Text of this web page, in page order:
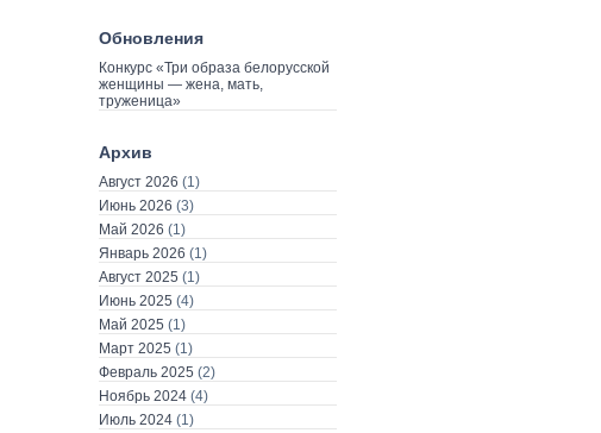
Обновления
Конкурс «Три образа белорусской
женщины — жена, мать,
труженица»
Архив
Август 2026 (1)
Июнь 2026 (3)
Май 2026 (1)
Январь 2026 (1)
Август 2025 (1)
Июнь 2025 (4)
Май 2025 (1)
Март 2025 (1)
Февраль 2025 (2)
Ноябрь 2024 (4)
Июль 2024 (1)